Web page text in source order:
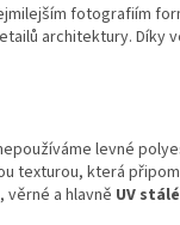
fotografiím
architektury. Díky
levné
texturou, která
a hlavně UV stálé